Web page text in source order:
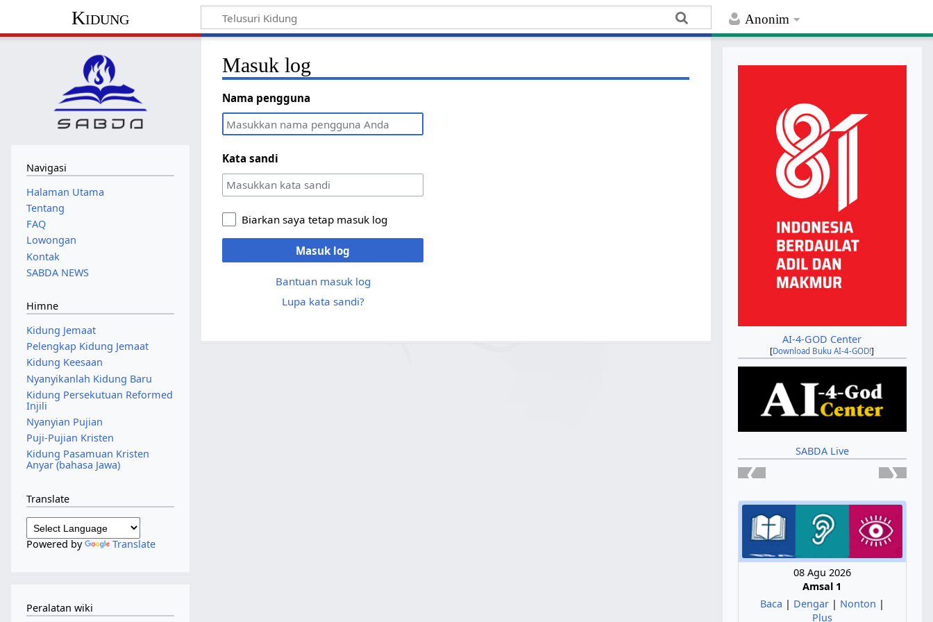
Anonim
Kidung
Masuk log
Nama pengguna
Kata sandi
Biarkan saya tetap masuk log
Masuk log
Bantuan masuk log
Lupa kata sandi?
Navigasi
Halaman Utama
Tentang
FAQ
Lowongan
Kontak
SABDA NEWS
Himne
Kidung Jemaat
Pelengkap Kidung Jemaat
Kidung Keesaan
Nyanyikanlah Kidung Baru
Kidung Persekutuan Reformed
Injili
Nyanyian Pujian
Puji-Pujian Kristen
Kidung Pasamuan Kristen
Anyar (bahasa Jawa)
Translate
Powered by Translate
Peralatan wiki
AI-4-GOD Center
[Download Buku AI-4-GOD!]
SABDA Live
❮ ❯
08 Agu 2026
Amsal 1
Baca | Dengar| Nonton |
Plus